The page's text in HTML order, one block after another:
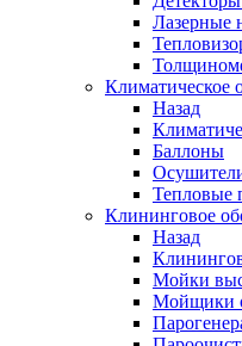
Лазерные
Климатическое
Назад
Баллоны
Тепловые
Клининговое
Назад
Мойки
Мойщики